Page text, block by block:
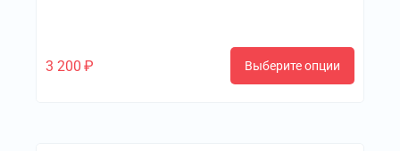
3 200 ₽ Выберите опции